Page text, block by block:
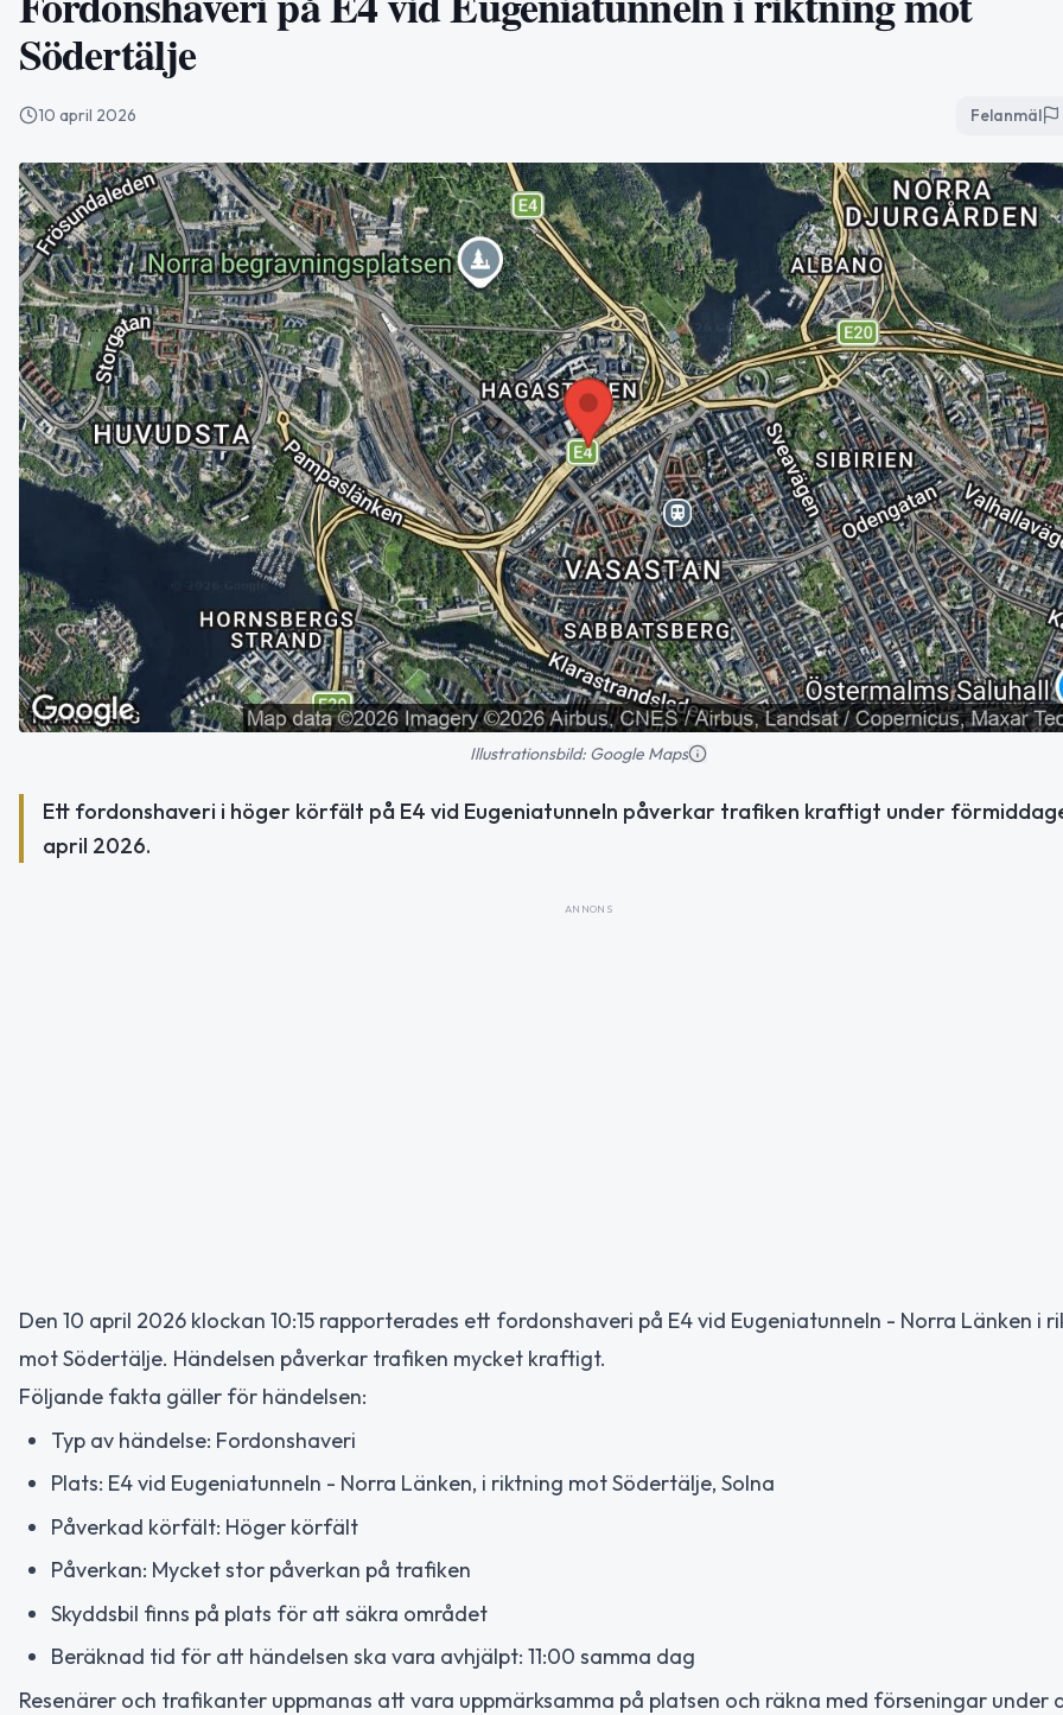
Södertälje
10 april 2026 Felanmäl
Illustrationsbild: Google Maps
Ett fordonshaveri i höger körfält på E4 vid Eugeniatunneln påverkar trafiken kraftigt under
april 2026.
ANNONS
Den 10 april 2026 klockan 10:15 rapporterades ett fordonshaveri på E4 vid Eugeniatunneln - Norra Länken i
mot Södertälje. Händelsen påverkar trafiken mycket kraftigt.
Följande fakta gäller för händelsen:
Typ av händelse: Fordonshaveri
Plats: E4 vid Eugeniatunneln - Norra Länken, i riktning mot Södertälje, Solna
Påverkad körfält: Höger körfält
Påverkan: Mycket stor påverkan på trafiken
Skyddsbil finns på plats för att säkra området
Beräknad tid för att händelsen ska vara avhjälpt: 11:00 samma dag
Resenärer och trafikanter uppmanas att vara uppmärksamma på platsen och räkna med förseningar under